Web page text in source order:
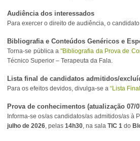
Audiência dos interessados
Para exercer o direito de audiência, o
Bibliografia e Conteúdos Genéricos e
Torna-se pública a"Bibliografia da Prova de
Técnico Superior – Terapeuta da Fala.
Lista final de candidatos admitidos/
Para os efeitos devidos, divulga-se a“Lista
Prova de conhecimentos (atualização 07/
Informa-se os/as candidatos/as admitidos/as
julho de 2026, pelas14h30, na salaTIC 1 do